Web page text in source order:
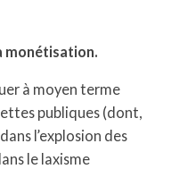
monétisation.
à moyen terme
publiques (dont,
l’explosion des
le laxisme